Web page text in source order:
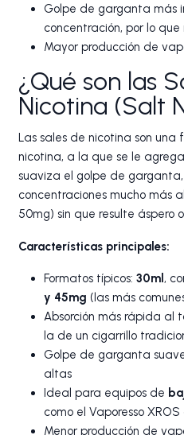
Golpe de garganta más
concentración, por lo
Mayor producción de
¿Qué son las
Nicotina (Salt
Las sales de nicotina son
nicotina, a la que se le
suaviza el golpe de
concentraciones mucho más
50mg) sin que resulte áspero
Características principales:
Formatos típicos: 30ml ,
y 45mg (las más
Absorción más rápida al
la de un cigarrillo
Golpe de garganta
altas
Ideal para equipos de
como el Vaporesso XROS
Menor producción de